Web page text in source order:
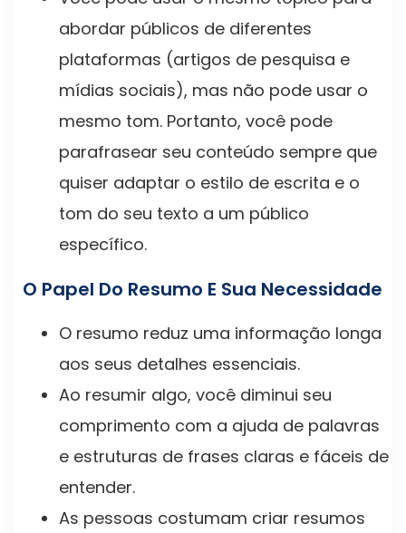
abordar públicos de diferentes
plataformas (artigos de pesquisa e
mídias sociais), mas não pode usar o
mesmo tom. Portanto, você pode
parafrasear seu conteúdo sempre que
quiser adaptar o estilo de escrita e o
tom do seu texto a um público
específico.
O Papel Do Resumo E Sua Necessidade
O resumo reduz uma informação longa
aos seus detalhes essenciais.
Ao resumir algo, você diminui seu
comprimento com a ajuda de palavras
e estruturas de frases claras e fáceis de
entender.
As pessoas costumam criar resumos